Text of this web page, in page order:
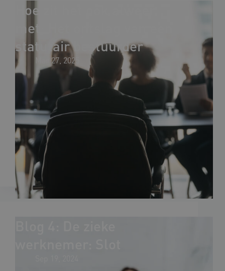
Hoe zit het ook alweer
met: Het ontslag van een
statutair bestuurder
Mar 27, 2025